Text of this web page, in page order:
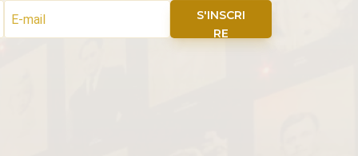
S'INSCRI
RE